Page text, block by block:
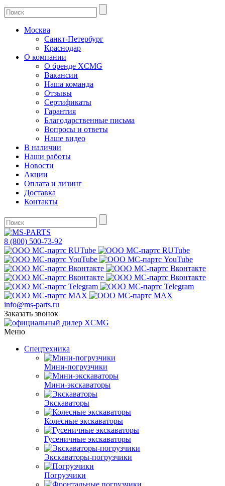
Москва
Санкт-Петербург
Краснодар
О компании
О бренде XCMG
Вакансии
Наша команда
Отзывы
Сертификаты
Гарантия
Благодарственные письма
Вопросы и ответы
Наше видео
В наличии
Наши работы
Новости
Акции
Оплата и лизинг
Доставка
Контакты
8 (800) 500-73-92
info@ms-parts.ru
Заказать звонок
Меню
Спецтехника
Мини-погрузчики
Мини-экскаваторы
Экскаваторы
Колесные экскаваторы
Гусеничные экскаваторы
Экскаваторы-погрузчики
Погрузчики